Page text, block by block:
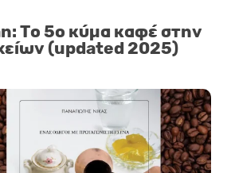
Το 5ο κύμα καφέ στην
(updated 2025)